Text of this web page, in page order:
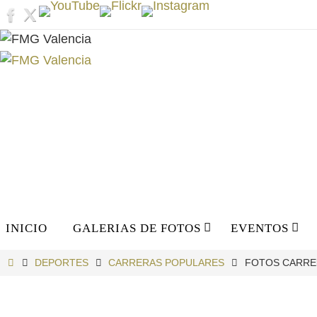
al
contenido
alINICIO GALERIAS DE FOTOS EVENTOS
INICIODEPORTES CARRERAS POPULARES FOTOS